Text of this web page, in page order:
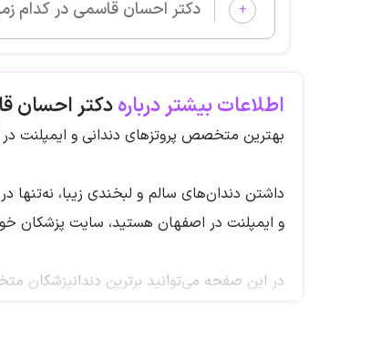
+ دکتر احسان قاسمی در کدام زمینه‌های پزشکی بیمار می‌پذیرد؟
اطلاعات بیشتر دربارهدکتر احسان
بهترین متخصص پروتزهای دندانی و ایمپلنت
داشتن دندان‌های سالم و لبخندی زیبا،
و ایمپلنت در اصفهان هستید، سایت پزشکان
در این صفحه می‌توانید برترین دندانپزشکان